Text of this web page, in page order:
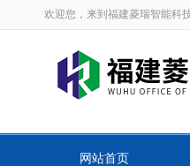
欢迎您，来到福建菱瑞智能科
网站首页